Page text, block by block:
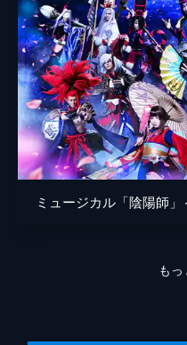
ミュージカル「陰陽師」
も